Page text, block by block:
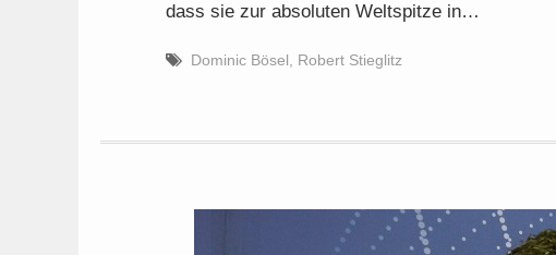
dass sie zur absoluten Weltspitze in…
Dominic Bösel Robert Stieglitz